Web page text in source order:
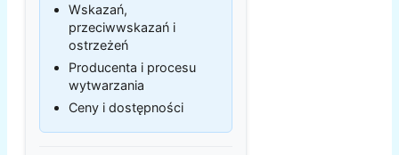
Wskazań,
przeciwwskazań i
ostrzeżeń
Producenta i procesu
wytwarzania
Ceny i dostępności